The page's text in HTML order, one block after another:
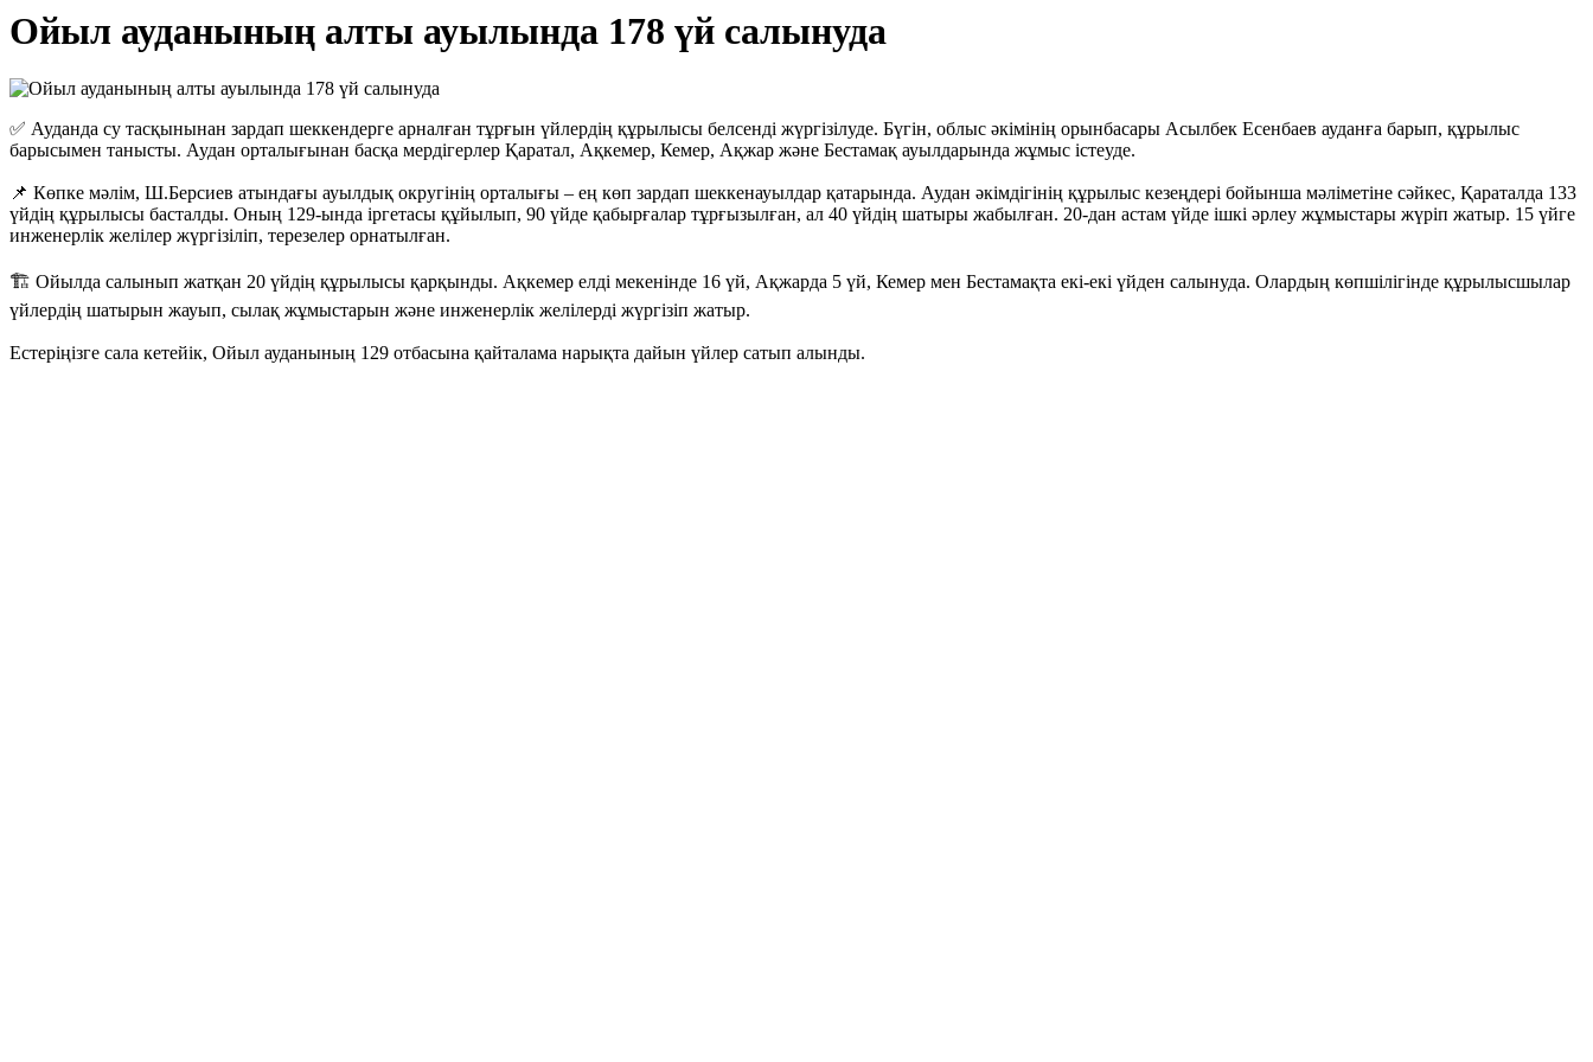
Ойыл ауданының алты ауылында 178 үй салынуда
✅ Ауданда су тасқынынан зардап шеккендерге арналған тұрғын үйлердің құрылысы белсенді жүргізілуде. Бүгін, облыс әкімінің орынбасары Асылбек Есенбаев ауданға барып, құрылыс
барысымен танысты. Аудан орталығынан басқа мердігерлер Қаратал, Ақкемер, Кемер, Ақжар және Бестамақ ауылдарында жұмыс істеуде.
📌 Көпке мәлім, Ш.Берсиев атындағы ауылдық округінің орталығы – ең көп зардап шеккенауылдар қатарында. Аудан әкімдігінің құрылыс кезеңдері бойынша мәліметіне сәйкес, Қараталда 133
үйдің құрылысы басталды. Оның 129-ында іргетасы құйылып, 90 үйде қабырғалар тұрғызылған, ал 40 үйдің шатыры жабылған. 20-дан астам үйде ішкі әрлеу жұмыстары жүріп жатыр. 15 үйге
инженерлік желілер жүргізіліп, терезелер орнатылған.
🏗️ Ойылда салынып жатқан 20 үйдің құрылысы қарқынды. Ақкемер елді мекенінде 16 үй, Ақжарда 5 үй, Кемер мен Бестамақта екі-екі үйден салынуда. Олардың көпшілігінде құрылысшылар
үйлердің шатырын жауып, сылақ жұмыстарын және инженерлік желілерді жүргізіп жатыр.
Естеріңізге сала кетейік, Ойыл ауданының 129 отбасына қайталама нарықта дайын үйлер сатып алынды.